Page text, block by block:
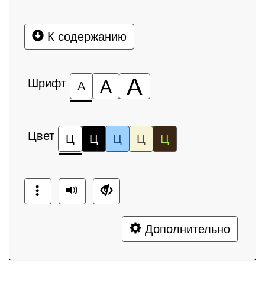
К содержанию
Шрифт А А А
Цвет Ц Ц Ц Ц Ц
Дополнительно